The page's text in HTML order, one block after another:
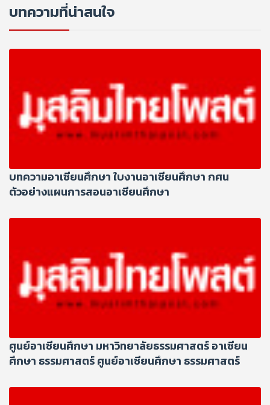
บทความที่น่าสนใจ
บทความอาเซียนศึกษา ใบงานอาเซียนศึกษา กศน
ตัวอย่างแผนการสอนอาเซียนศึกษา
ศูนย์อาเซียนศึกษา มหาวิทยาลัยธรรมศาสตร์ อาเซียน
ศึกษา ธรรมศาสตร์ ศูนย์อาเซียนศึกษา ธรรมศาสตร์